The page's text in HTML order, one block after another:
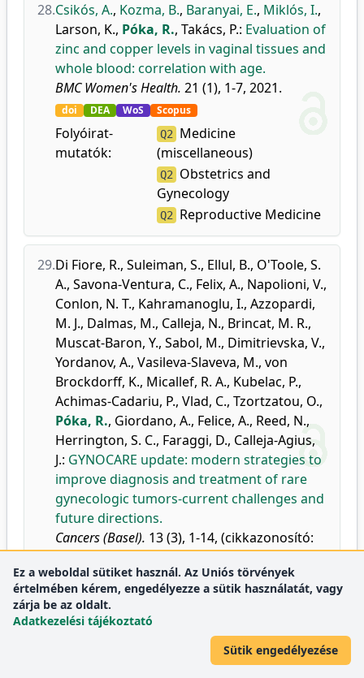
28.Csikós, A., Kozma, B., Baranyai, E., Miklós, I.,
Larson, K., Póka, R., Takács, P.: Evaluation of
zinc and copper levels in vaginal tissues and
whole blood: correlation with age.
BMC Women's Health. 21 (1), 1-7, 2021.
doi DEA WoS Scopus
Folyóirat-
mutatók:
Q2
Medicine
(miscellaneous)
Q2
Obstetrics and
Gynecology
Q2 Reproductive Medicine
29.Di Fiore, R., Suleiman, S., Ellul, B., O'Toole, S.
A., Savona-Ventura, C., Felix, A., Napolioni, V.,
Conlon, N. T., Kahramanoglu, I., Azzopardi,
M. J., Dalmas, M., Calleja, N., Brincat, M. R.,
Muscat-Baron, Y., Sabol, M., Dimitrievska, V.,
Yordanov, A., Vasileva-Slaveva, M., von
Brockdorff, K., Micallef, R. A., Kubelac, P.,
Achimas-Cadariu, P., Vlad, C., Tzortzatou, O.,
Póka, R., Giordano, A., Felice, A., Reed, N.,
Herrington, S. C., Faraggi, D., Calleja-Agius,
J.: GYNOCARE update: modern strategies to
improve diagnosis and treatment of rare
gynecologic tumors-current challenges and
future directions.
Cancers (Basel). 13 (3), 1-14, (cikkazonosító:
493), 2021.
DEA WoS Scopus
Folyóirat-mutatók:
Ez a weboldal sütiket használ. Az Uniós törvények
értelmében kérem, engedélyezze a sütik használatát, vagy
zárja be az oldalt.
Adatkezelési tájékoztató
Sütik engedélyezése